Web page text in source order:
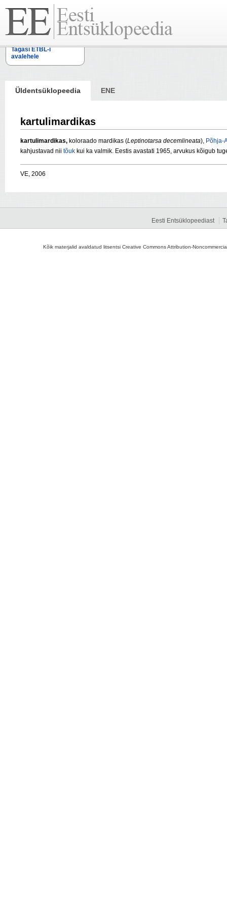
Tagasi ETBL-i
avalehele
Üldentsüklopeedia ENE
kartulimardikas
kartulimardikas, koloraado mardikas (Leptinotarsa decemlineata), Põhja-
kahjustavad nii tõuk kui ka valmik. Eestis avastati 1965, arvukus kõigub
VE, 2006
Eesti Entsüklopeediast
Kõik materjalid avaldatud litsentsi Creative Commons Attribution-